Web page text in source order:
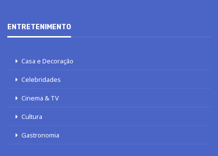
ENTRETENIMENTO
Casa e Decoração
Celebridades
Cinema & TV
Cultura
Gastronomia